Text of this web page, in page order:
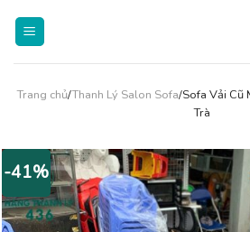
Trang chủ/Thanh Lý Salon Sofa/Sofa Vải Cũ
Trà
-41%